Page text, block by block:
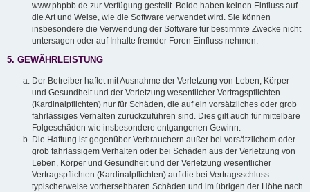
www.phpbb.de zur Verfügung gestellt. Beide haben keinen Einfluss auf
die Art und Weise, wie die Software verwendet wird. Sie können
insbesondere die Verwendung der Software für bestimmte Zwecke nicht
untersagen oder auf Inhalte fremder Foren Einfluss nehmen.
5. GEWÄHRLEISTUNG
Der Betreiber haftet mit Ausnahme der Verletzung von Leben, Körper
und Gesundheit und der Verletzung wesentlicher Vertragspflichten
(Kardinalpflichten) nur für Schäden, die auf ein vorsätzliches oder grob
fahrlässiges Verhalten zurückzuführen sind. Dies gilt auch für mittelbare
Folgeschäden wie insbesondere entgangenen Gewinn.
Die Haftung ist gegenüber Verbrauchern außer bei vorsätzlichem oder
grob fahrlässigem Verhalten oder bei Schäden aus der Verletzung von
Leben, Körper und Gesundheit und der Verletzung wesentlicher
Vertragspflichten (Kardinalpflichten) auf die bei Vertragsschluss
typischerweise vorhersehbaren Schäden und im übrigen der Höhe nach